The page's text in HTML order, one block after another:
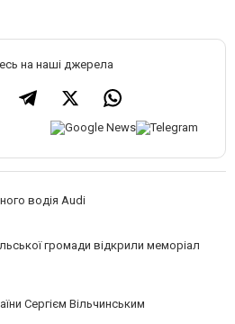
на наші джерела
водія Audi
громади відкрили меморіал
Сергієм Вільчинським